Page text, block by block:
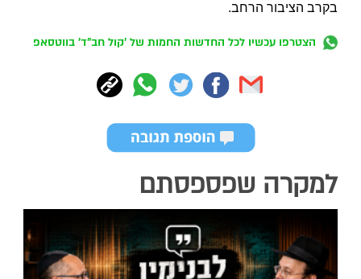
בקרב הציבור הרחב.
הצטרפו עכשיו לכל החדשות החמות של 'קול חב"ד' בווטסאפ
למקרה שפספסתם